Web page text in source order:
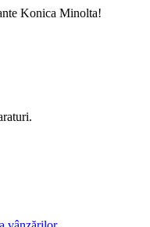
Konica Minolta!